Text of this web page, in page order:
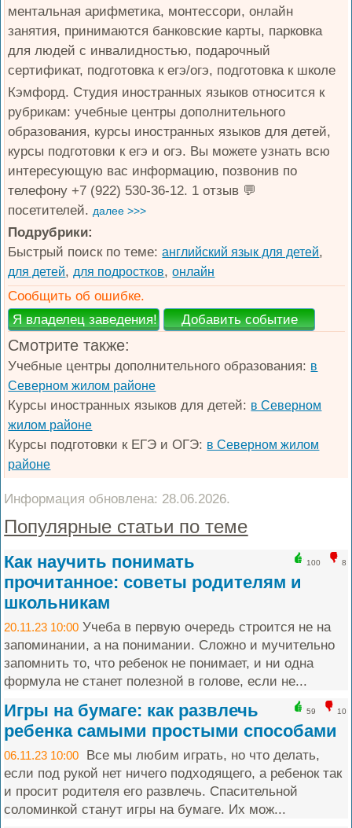
ментальная арифметика, монтессори, онлайн
занятия, принимаются банковские карты, парковка
для людей с инвалидностью, подарочный
сертификат, подготовка к егэ/огэ, подготовка к школе
Кэмфорд. Студия иностранных языков относится к
рубрикам: учебные центры дополнительного
образования, курсы иностранных языков для детей,
курсы подготовки к егэ и огэ. Вы можете узнать всю
интересующую вас информацию, позвонив по
телефону +7 (922) 530-36-12. 1 отзыв 💬
посетителей. далее >>>
Подрубрики:
Быстрый поиск по теме:английский язык для детей,
для детей,для подростков,онлайн
Сообщить об ошибке.
Смотрите также:
Учебные центры дополнительного образования: в
Северном жилом районе
Курсы иностранных языков для детей: в Северном
жилом районе
Курсы подготовки к ЕГЭ и ОГЭ: в Северном жилом
районе
Информация обновлена: 28.06.2026.
Популярные статьи по теме
100 8
Как научить понимать
прочитанное: советы родителям и
школьникам
20.11.23 10:00 Учеба в первую очередь строится не на
запоминании, а на понимании. Сложно и мучительно
запомнить то, что ребенок не понимает, и ни одна
формула не станет полезной в голове, если не...
59 10
Игры на бумаге: как развлечь
ребенка самыми простыми способами
06.11.23 10:00 Все мы любим играть, но что делать,
если под рукой нет ничего подходящего, а ребенок так
и просит родителя его развлечь. Спасительной
соломинкой станут игры на бумаге. Их мож...